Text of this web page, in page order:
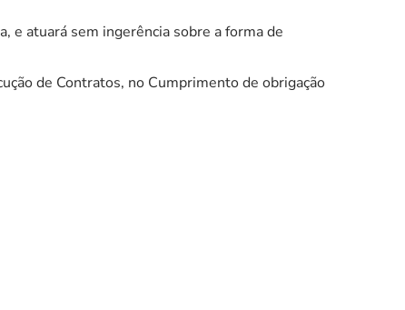
e atuará sem ingerência sobre a forma de
de Contratos, no Cumprimento de obrigação